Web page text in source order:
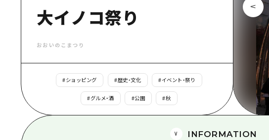
手
大イノコ祭り
おおいのこまつり
#ショッピング #歴史・文化 #イベント・祭り
#グルメ・酒 #公園 #秋
INFORMATION